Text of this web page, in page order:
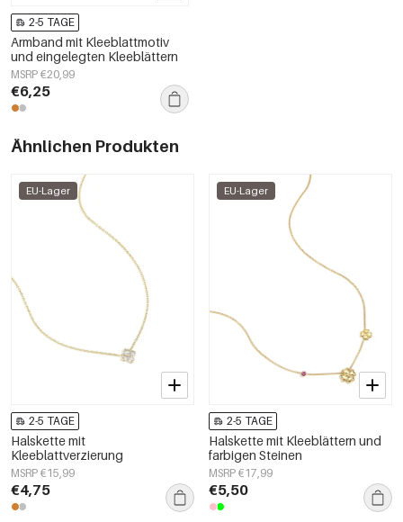
2-5 TAGE
Armband mit Kleeblattmotiv
und eingelegten Kleeblättern
MSRP €20,99
€6,25
Ähnlichen Produkten
EU-Lager
2-5 TAGE
Halskette mit
Kleeblattverzierung
MSRP €15,99
€4,75
EU-Lager
2-5 TAGE
Halskette mit Kleeblättern und
farbigen Steinen
MSRP €17,99
€5,50